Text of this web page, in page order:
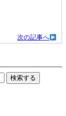
次の記事へ